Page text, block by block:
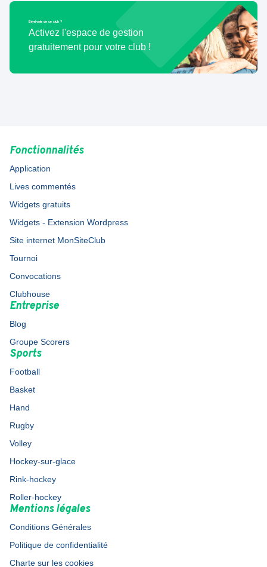
Bénévole de ce club ?
Activez l'espace de gestion
gratuitement pour votre club !
Fonctionnalités
Application
Lives commentés
Widgets gratuits
Widgets - Extension Wordpress
Site internet MonSiteClub
Tournoi
Convocations
Clubhouse
Entreprise
Blog
Groupe Scorers
Sports
Football
Basket
Hand
Rugby
Volley
Hockey-sur-glace
Rink-hockey
Roller-hockey
Mentions légales
Conditions Générales
Politique de confidentialité
Charte sur les cookies